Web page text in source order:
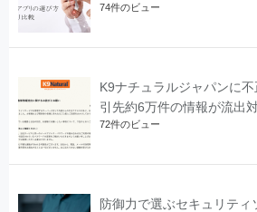
74件のビュー
K9ナチュラルジャパンに
引先約6万件の情報が流出
72件のビュー
防御力で選ぶセキュリテ